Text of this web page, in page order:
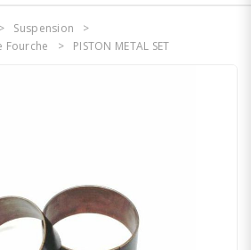
Suspension
Fourche
PISTON METAL SET